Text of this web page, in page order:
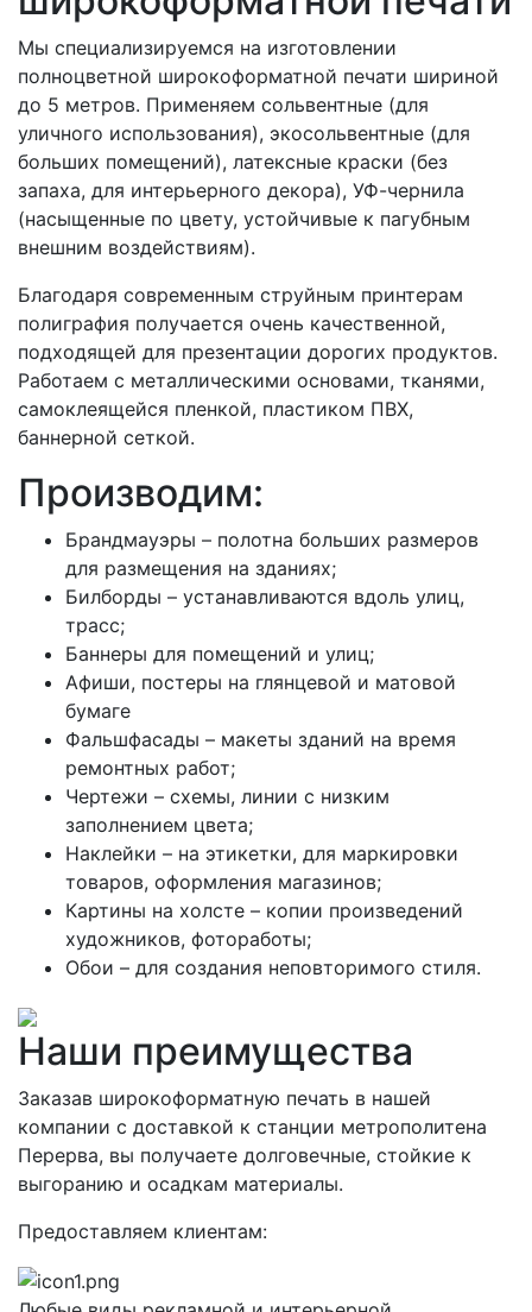
Мы специализируемся на изготовлении
полноцветной широкоформатной печати шириной
до 5 метров. Применяем сольвентные (для
уличного использования), экосольвентные (для
больших помещений), латексные краски (без
запаха, для интерьерного декора), УФ-чернила
(насыщенные по цвету, устойчивые к пагубным
внешним воздействиям).
Благодаря современным струйным принтерам
полиграфия получается очень качественной,
подходящей для презентации дорогих продуктов.
Работаем с металлическими основами, тканями,
самоклеящейся пленкой, пластиком ПВХ,
баннерной сеткой.
Производим:
Брандмауэры – полотна больших размеров
для размещения на зданиях;
Билборды – устанавливаются вдоль улиц,
трасс;
Баннеры для помещений и улиц;
Афиши, постеры на глянцевой и матовой
бумаге
Фальшфасады – макеты зданий на время
ремонтных работ;
Чертежи – схемы, линии с низким
заполнением цвета;
Наклейки – на этикетки, для маркировки
товаров, оформления магазинов;
Картины на холсте – копии произведений
художников, фотоработы;
Обои – для создания неповторимого стиля.
Наши преимущества
Заказав широкоформатную печать в нашей
компании с доставкой к станции метрополитена
Перерва, вы получаете долговечные, стойкие к
выгоранию и осадкам материалы.
Предоставляем клиентам: